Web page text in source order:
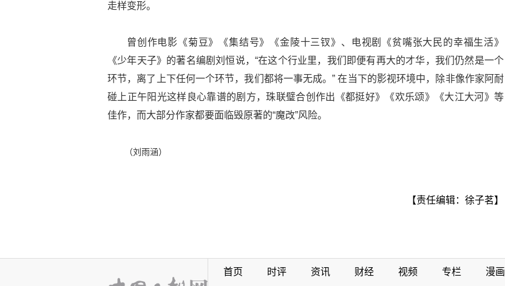
走样变形。
曾创作电影《菊豆》《集结号》《金陵十三钗》、电视剧《贫嘴张大民的幸福生活》
《少年天子》的著名编剧刘恒说，“在这个行业里，我们即便有再大的才华，我们仍然是一个
环节，离了上下任何一个环节，我们都将一事无成。” 在当下的影视环境中，除非像作家阿耐
碰上正午阳光这样良心靠谱的剧方，珠联璧合创作出《都挺好》《欢乐颂》《大江大河》等
佳作，而大部分作家都要面临毁原著的“魔改”风险。
（刘雨涵）
【责任编辑：徐子茗】
首页 时评 资讯 财经 视频 专栏 漫画